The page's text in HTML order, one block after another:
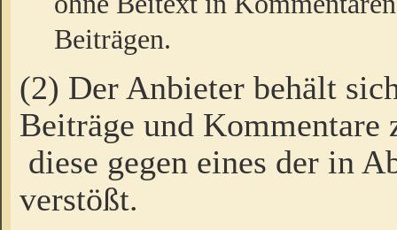
Beiträgen.
(2) Der Anbieter behält
Beiträge und Kommentare
diese gegen eines der in
verstößt.